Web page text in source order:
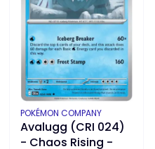
Avalugg (CRI 024)
- Chaos Rising -
PRODUCENT
POKÉMON COMPANY